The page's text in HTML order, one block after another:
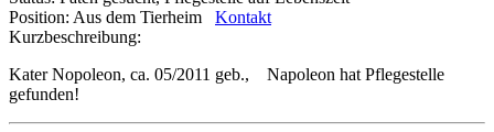
Position: Aus dem Tierheim
Kontakt
Kurzbeschreibung:
Kater Nopoleon, ca. 05/2011 geb., Napoleon hat Pflegestelle
gefunden!